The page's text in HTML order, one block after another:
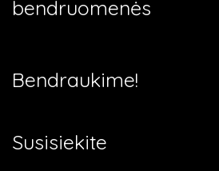
bendruomenės
Bendraukime!
Susisiekite